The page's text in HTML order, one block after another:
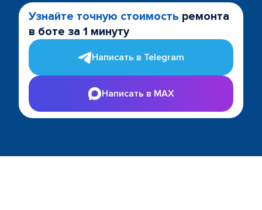
Узнайте точную стоимость ремонта
в боте за 1 минуту
Написать в Telegram
Написать в MAX